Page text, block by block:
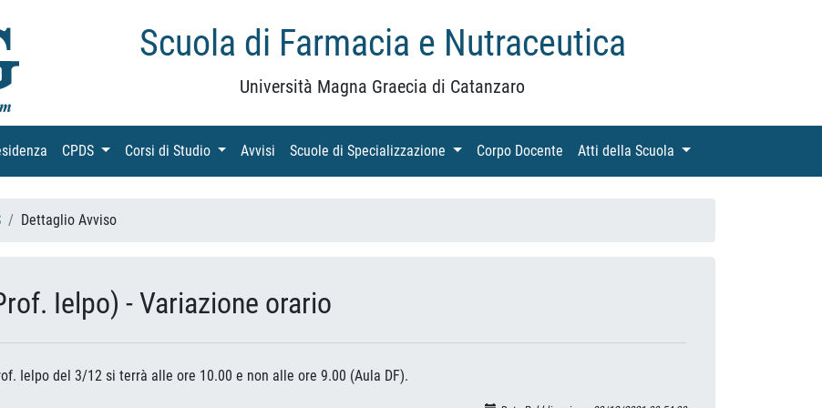
Scuola di Farmacia e Nutraceutica
Università Magna Graecia di Catanzaro
(current)
CPDS (current)Corsi di Studio (current)
Avvisi (current)
Scuole di Specializzazione (current)Corpo Docente (current)
Atti della Scuola (current)
Dettaglio Avviso
Ielpo) - Variazione orario
Ielpo del 3/12 si terrà alle ore 10.00 e non alle ore 9.00 (Aula DF).